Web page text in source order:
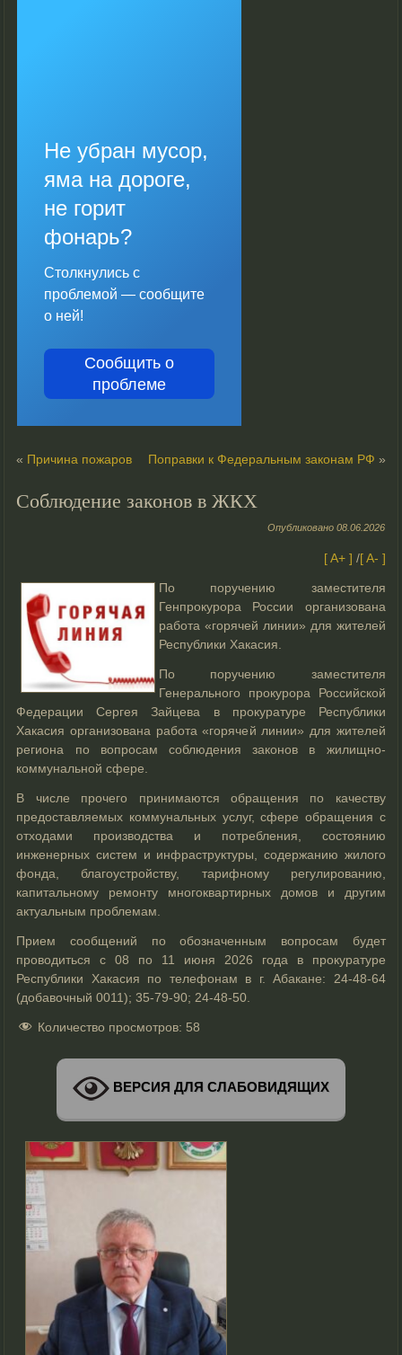
Не убран мусор,
яма на дороге,
не горит
фонарь?
Столкнулись с
проблемой — сообщите
о ней!
Сообщить о
проблеме
« Причина пожаров Поправки к Федеральным законам РФ »
Соблюдение законов в ЖКХ
Опубликовано 08.06.2026
[ A+ ] /[ A- ]
По поручению заместителя
Генпрокурора России организована
работа «горячей линии» для жителей
Республики Хакасия.
По поручению заместителя
Генерального прокурора Российской
Федерации Сергея Зайцева в прокуратуре Республики
Хакасия организована работа «горячей линии» для жителей
региона по вопросам соблюдения законов в жилищно-
коммунальной сфере.
В числе прочего принимаются обращения по качеству
предоставляемых коммунальных услуг, сфере обращения с
отходами производства и потребления, состоянию
инженерных систем и инфраструктуры, содержанию жилого
фонда, благоустройству, тарифному регулированию,
капитальному ремонту многоквартирных домов и другим
актуальным проблемам.
Прием сообщений по обозначенным вопросам будет
проводиться с 08 по 11 июня 2026 года в прокуратуре
Республики Хакасия по телефонам в г. Абакане: 24-48-64
(добавочный 0011); 35-79-90; 24-48-50.
Количество просмотров: 58
ВЕРСИЯ ДЛЯ СЛАБОВИДЯЩИХ